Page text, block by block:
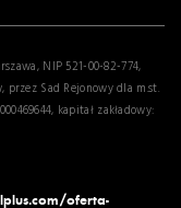
NIP 521-00-82-774,
przez Sad Rejonowy dla m.st.
kapitał zakładowy:
oferta-